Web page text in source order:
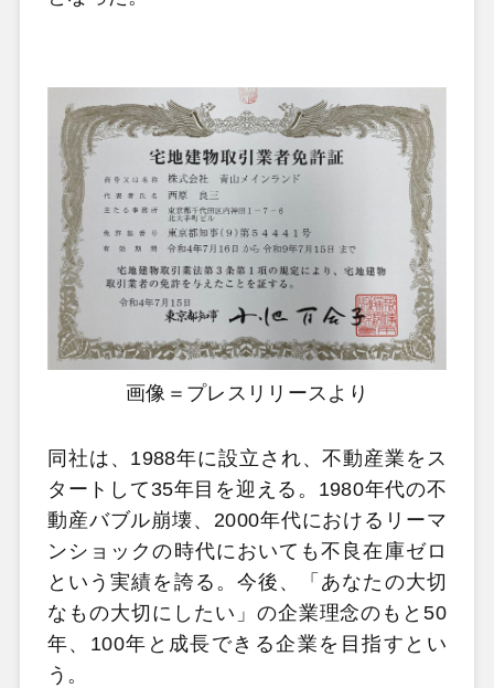
画像＝プレスリリースより
同社は、1988年に設立され、不動産業をス
タートして35年目を迎える。1980年代の不
動産バブル崩壊、2000年代におけるリーマ
ンショックの時代においても不良在庫ゼロ
という実績を誇る。今後、「あなたの大切
なもの大切にしたい」の企業理念のもと50
年、100年と成長できる企業を目指すとい
う。